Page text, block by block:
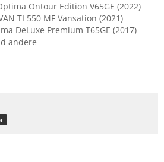
Ontour Edition V65GE (2022)
TI 550 MF Vansation (2021)
DeLuxe Premium T65GE (2017)
andere